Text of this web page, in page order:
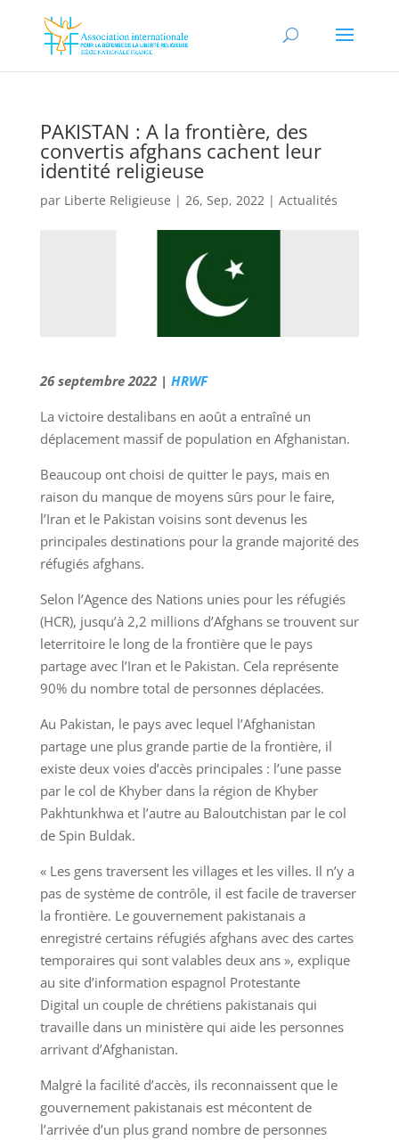
PAKISTAN : A la frontière, des
convertis afghans cachent leur
identité religieuse
par Liberte Religieuse | 26, Sep, 2022| Actualités
26 septembre 2022 | HRWF
La victoire destalibans en août a entraîné un
déplacement massif de population en Afghanistan.
Beaucoup ont choisi de quitter le pays, mais en
raison du manque de moyens sûrs pour le faire,
l’Iran et le Pakistan voisins sont devenus les
principales destinations pour la grande majorité des
réfugiés afghans.
Selon l’Agence des Nations unies pour les réfugiés
(HCR), jusqu’à 2,2 millions d’Afghans se trouvent sur
leterritoire le long de la frontière que le pays
partage avec l’Iran et le Pakistan. Cela représente
90% du nombre total de personnes déplacées.
Au Pakistan, le pays avec lequel l’Afghanistan
partage une plus grande partie de la frontière, il
existe deux voies d’accès principales : l’une passe
par le col de Khyber dans la région de Khyber
Pakhtunkhwa et l’autre au Baloutchistan par le col
de Spin Buldak.
« Les gens traversent les villages et les villes. Il n’y a
pas de système de contrôle, il est facile de traverser
la frontière. Le gouvernement pakistanais a
enregistré certains réfugiés afghans avec des cartes
temporaires qui sont valables deux ans », explique
au site d’information espagnol Protestante
Digital un couple de chrétiens pakistanais qui
travaille dans un ministère qui aide les personnes
arrivant d’Afghanistan.
Malgré la facilité d’accès, ils reconnaissent que le
gouvernement pakistanais est mécontent de
l’arrivée d’un plus grand nombre de personnes